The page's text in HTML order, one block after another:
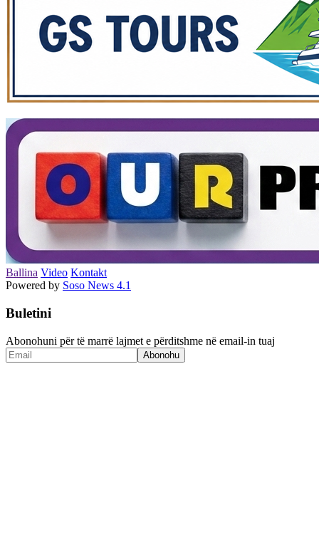
Ballina Video Kontakt
Powered by Soso News 4.1
Buletini
Abonohuni për të marrë lajmet e përditshme në email-in tuaj
Abonohu